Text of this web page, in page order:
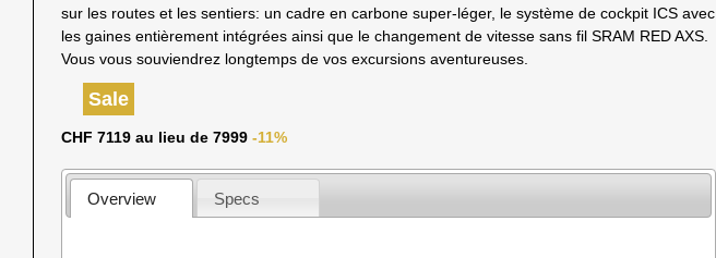
sur les routes et les sentiers: un cadre en carbone super-léger, le système de cockpit ICS avec
les gaines entièrement intégrées ainsi que le changement de vitesse sans fil SRAM RED AXS.
Vous vous souviendrez longtemps de vos excursions aventureuses.
Sale
CHF 7119 au lieu de 7999 -11%
Overview Specs